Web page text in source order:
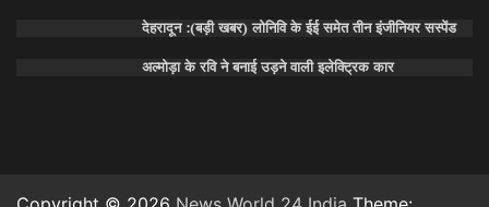
देहरादून :(बड़ी खबर) लोनिवि के ईई समेत तीन इंजीनियर सस्पेंड
अल्मोड़ा के रवि ने बनाई उड़ने वाली इलेक्ट्रिक कार